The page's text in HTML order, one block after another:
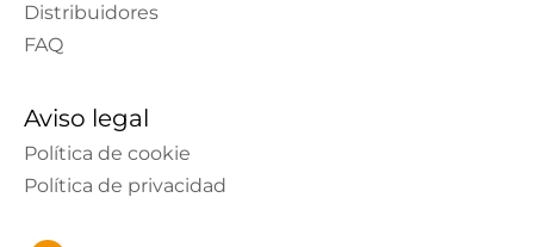
Distribuidores
FAQ
Aviso legal
Política de cookie
Política de privacidad